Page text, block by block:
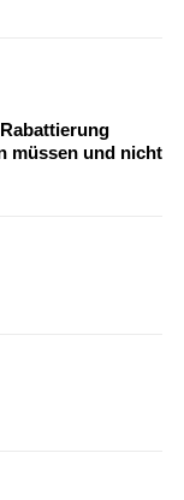
müssen und nicht